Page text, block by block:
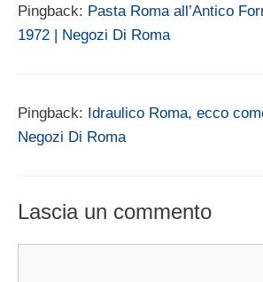
Pingback: Pasta Roma all’Antico
1972 | Negozi Di Roma
Pingback: Idraulico Roma, ecco
Negozi Di Roma
Lascia un commento